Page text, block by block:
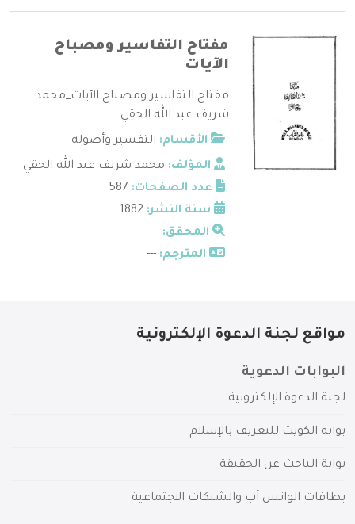
مفتاح التفاسير ومصباح
الآيات
مفتاح التفاسير ومصباح الآيات_محمد
شريف عبد الله الحقي. ...
الأقسام: التفسير وأصوله
المؤلف: محمد شريف عبد الله الحقي
عدد الصفحات:
سنة النشر:
المحقق: ---
المترجم: ---
مواقع لجنة الدعوة الإلكترونية
البوابات الدعوية
لجنة الدعوة الإلكترونية
بوابة الكويت للتعريف بالإسلام
بوابة الباحث عن الحقيقة
بطاقات الواتس آب والشبكات الاجتماعية